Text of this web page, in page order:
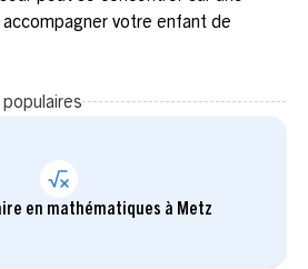
votre enfant de
en mathématiques à Metz